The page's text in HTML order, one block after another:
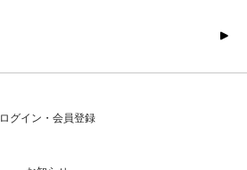
ログイン・会員登録